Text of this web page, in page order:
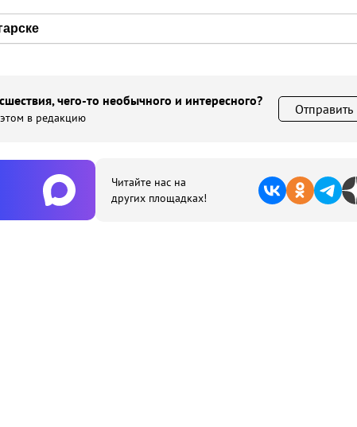
чего-то необычного и интересного?
в редакцию
Отправить
Читайте нас на
других площадках!